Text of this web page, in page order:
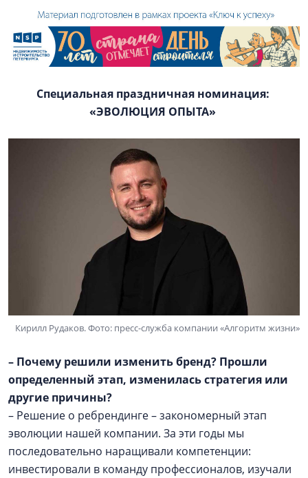
Специальная праздничная номинация:
«ЭВОЛЮЦИЯ ОПЫТА»
Кирилл Рудаков. Фото: пресс-служба компании «Алгоритм жизни»
– Почему решили изменить бренд? Прошли
определенный этап, изменилась стратегия или
другие причины?
– Решение о ребрендинге – закономерный этап
эволюции нашей компании. За эти годы мы
последовательно наращивали компетенции:
инвестировали в команду профессионалов, изучали